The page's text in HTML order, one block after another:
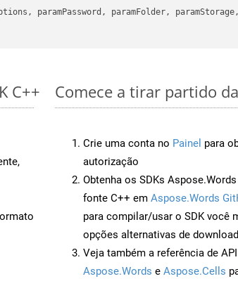
paramPassword, paramFolder,
C++ Comece a tirar partido
Crie uma conta no Painel para
autorização
Obtenha os SDKs
fonte C++ em Aspose.Words
para compilar/usar o SDK você
opções alternativas de
Veja também a referência de
Aspose.Words e Aspose.Cells